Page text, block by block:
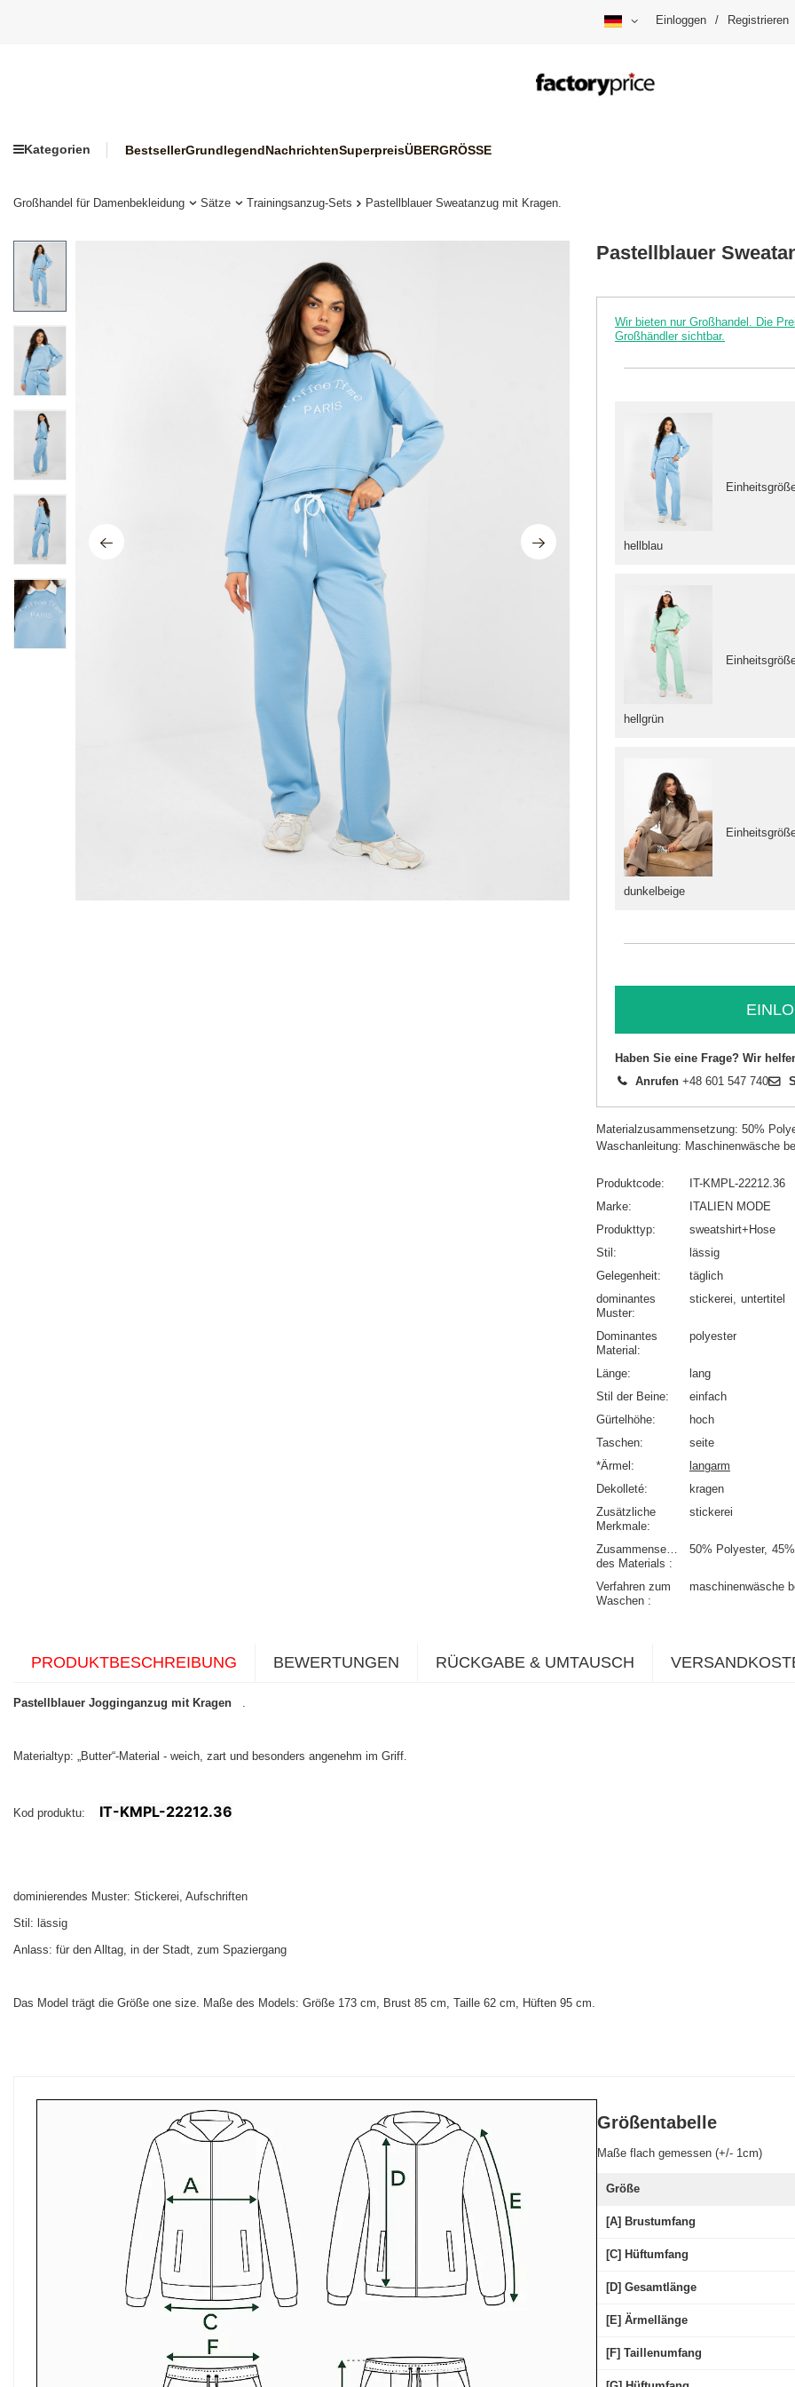
Einloggen / Registrieren
Kategorien BestsellerGrundlegendNachrichtenSuperpreisÜBERGRÖSSE
Großhandel für Damenbekleidung Sätze Trainingsanzug-Sets Pastellblauer Sweatanzug mit Kragen.
Pastellblauer
Wir bieten nur Großhandel. Die
Großhändler sichtbar.
hellblau
hellgrün
dunkelbeige
Haben Sie eine Frage? Wir
Anrufen +48 601 547 740
Materialzusammensetzung: 50%
Waschanleitung: Maschinenwäsche
Produktcode
IT-KMPL-22212.36
Marke
ITALIEN MODE
Produkttyp
sweatshirt+Hose
Stil
lässig
Gelegenheit
täglich
dominantes
Muster
stickerei untertitel
Dominantes
Material
polyester
Länge
lang
Stil der Beine
einfach
Gürtelhöhe
hoch
Taschen
seite
*Ärmel
langarm
Dekolleté
kragen
Zusätzliche
Merkmale
stickerei
Zusammensetzung
des Materials
50% Polyester
Verfahren zum
Waschen
maschinenwäsche
PRODUKTBESCHREIBUNG BEWERTUNGEN RÜCKGABE & UMTAUSCH
Pastellblauer Jogginganzug mit Kragen .
Materialtyp: „Butter“-Material - weich, zart und besonders angenehm im Griff.
Kod produktu: IT-KMPL-22212.36
dominierendes Muster: Stickerei, Aufschriften
Stil: lässig
Anlass: für den Alltag, in der Stadt, zum Spaziergang
Das Model trägt die Größe one size. Maße des Models: Größe 173 cm, Brust 85 cm, Taille 62 cm, Hüften 95 cm.
Größentabelle
Maße flach gemessen (+/- 1cm)
Größe
[A] Brustumfang
[C] Hüftumfang
[D] Gesamtlänge
[E] Ärmellänge
[F] Taillenumfang